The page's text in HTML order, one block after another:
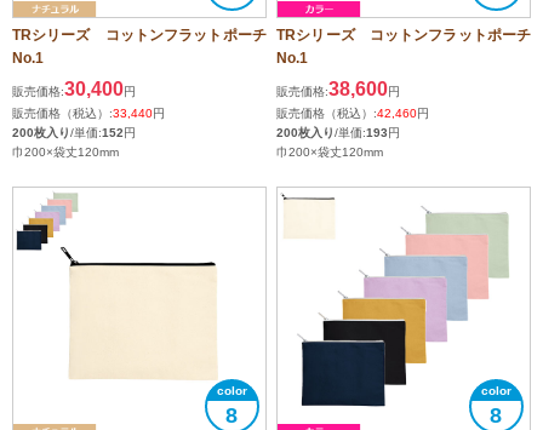
TRシリーズ コットンフラットポーチ
No.1
販売価格:30,400円
販売価格（税込）:33,440円
200枚入り/単価:152円
巾200×袋丈120mm
TRシリーズ コットンフラットポーチ
No.1
販売価格:38,600円
販売価格（税込）:42,460円
200枚入り/単価:193円
巾200×袋丈120mm
8 8